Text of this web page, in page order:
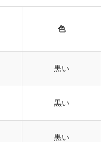
色
黒い
黒い
黒い